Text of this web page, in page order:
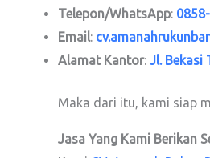
Telepon/WhatsApp:
Email:
Alamat Kantor: Jl. Bekasi
Maka dari itu, kami siap
Jasa Yang Kami Berikan